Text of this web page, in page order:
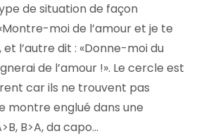
de situation de façon
moi de l’amour et je te
et l’autre dit : «Donne-moi du
de l’amour !». Le cercle est
car ils ne trouvent pas
montre englué dans une
B>A, da capo…